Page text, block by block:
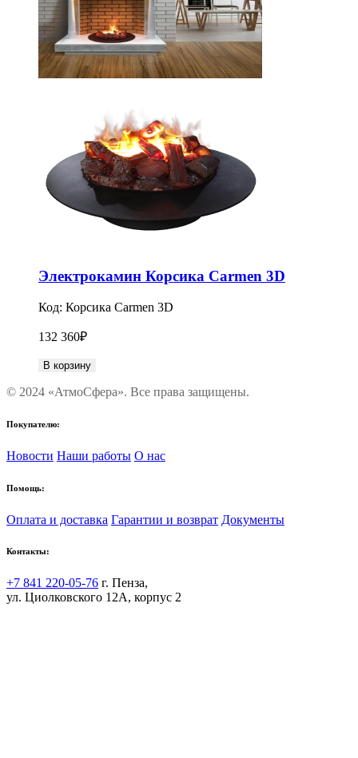
Электрокамин Корсика Carmen 3D
Код: Корсика Carmen 3D
132 360₽
В корзину
© 2024 «АтмоСфера». Все права защищены.
Покупателю:
Новости Наши работы О нас
Помощь:
Оплата и доставка Гарантии и возврат Документы
Контакты:
+7 841 220-05-76 г. Пенза,
ул. Циолковского 12А, корпус 2